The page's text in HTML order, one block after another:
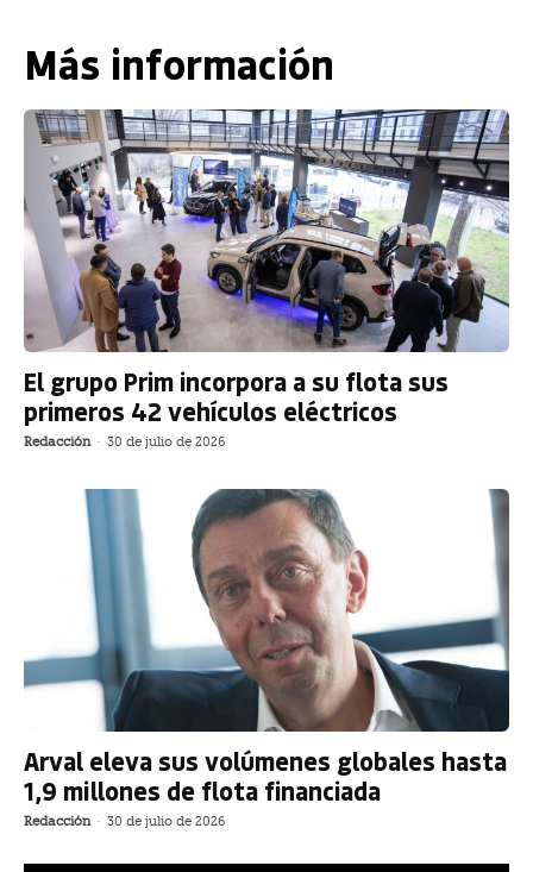
Más información
El grupo Prim incorpora a su flota sus
primeros 42 vehículos eléctricos
Redacción - 30 de julio de 2026
Arval eleva sus volúmenes globales hasta
1,9 millones de flota financiada
Redacción - 30 de julio de 2026